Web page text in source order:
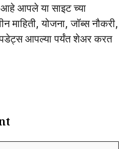
आहे आपले या साइट च्या
माहिती, योजना, जॉब्स नौकरी,
आपल्या पर्यंत शेअर करत